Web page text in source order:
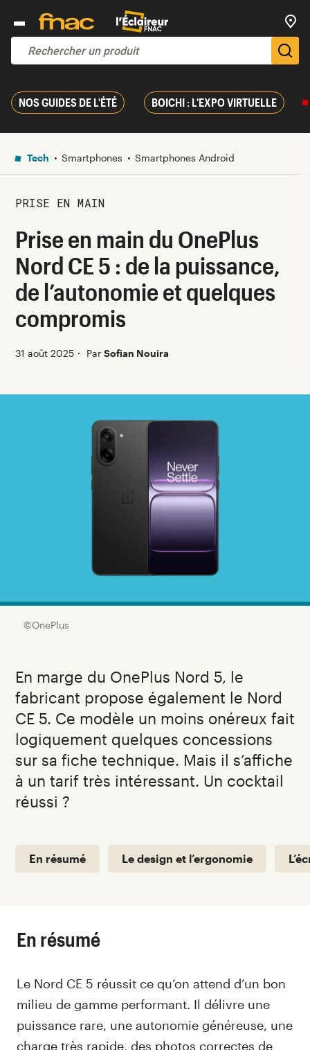
NOS GUIDES DE L'ÉTÉ BOICHI : L'EXPO VIRTUELLE
Tech Smartphones Smartphones Android
PRISE EN MAIN
Prise en main du OnePlus
Nord CE 5 : de la puissance,
de l’autonomie et quelques
compromis
31 août 2025 ・ Par Sofian Nouira
©OnePlus
En marge du OnePlus Nord 5, le
fabricant propose également le Nord
CE 5. Ce modèle un moins onéreux fait
logiquement quelques concessions
sur sa fiche technique. Mais il s’affiche
à un tarif très intéressant. Un cocktail
réussi ?
En résumé Le design et l’ergonomie
En résumé
Le Nord CE 5 réussit ce qu’on attend d’un bon
milieu de gamme performant. Il délivre une
puissance rare, une autonomie généreuse, une
charge très rapide, des photos correctes de